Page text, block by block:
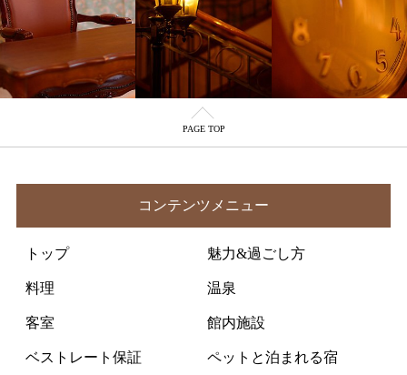
PAGE TOP
コンテンツメニュー
トップ 魅力&過ごし方
料理 温泉
客室 館内施設
ベストレート保証 ペットと泊まれる宿